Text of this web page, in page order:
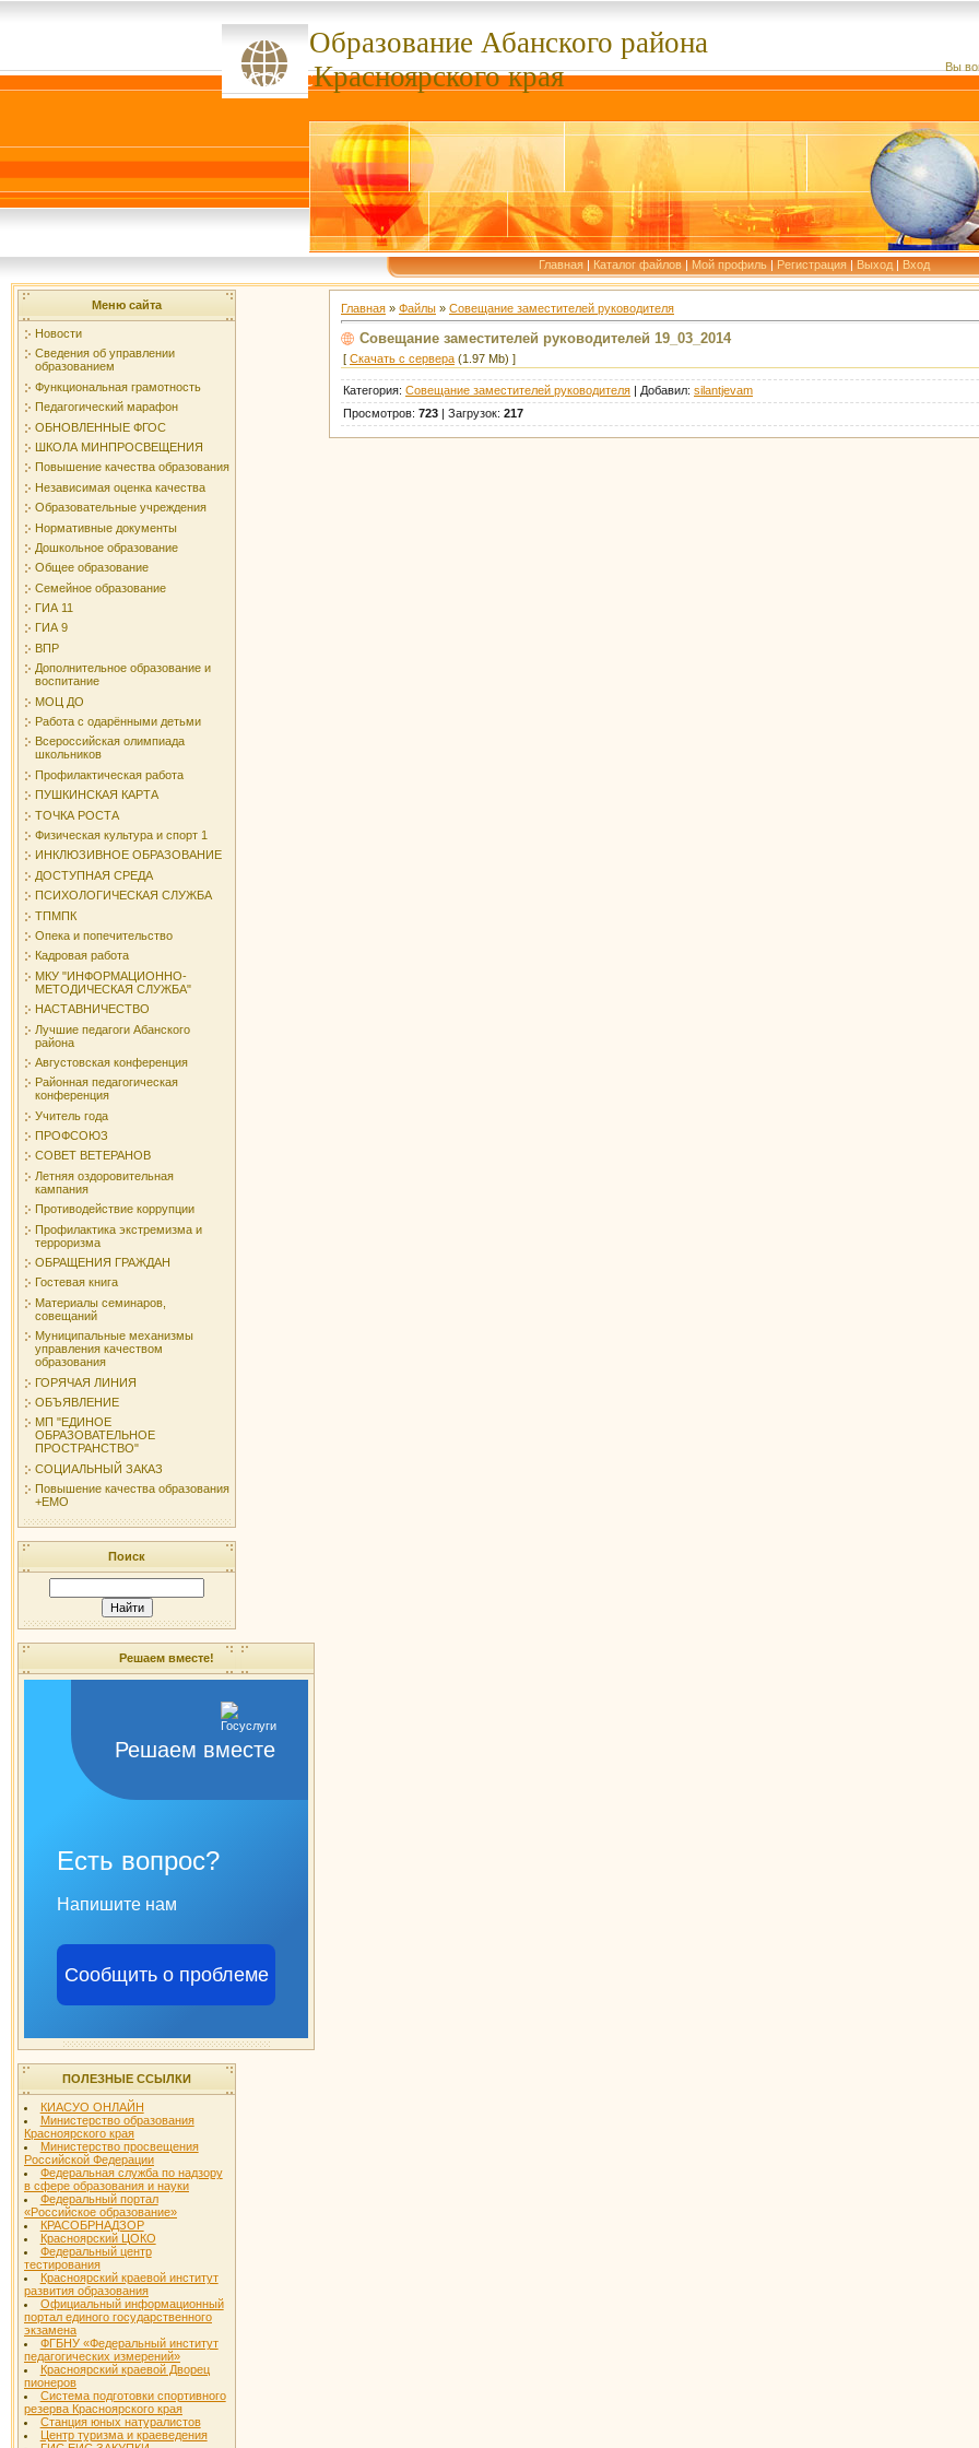
Образование Абанского района
сссссссКрасноярского края Вы
Главная | Каталог файлов | Мой профиль | Регистрация | Выход | Вход
Меню сайта
Новости
Сведения об управлении
образованием
Функциональная грамотность
Педагогический марафон
ОБНОВЛЕННЫЕ ФГОС
ШКОЛА МИНПРОСВЕЩЕНИЯ
Повышение качества образования
Независимая оценка качества
Образовательные учреждения
Нормативные документы
Дошкольное образование
Общее образование
Семейное образование
ГИА 11
ГИА 9
ВПР
Дополнительное образование и
воспитание
МОЦ ДО
Работа с одарёнными детьми
Всероссийская олимпиада
школьников
Профилактическая работа
ПУШКИНСКАЯ КАРТА
ТОЧКА РОСТА
Физическая культура и спорт 1
ИНКЛЮЗИВНОЕ ОБРАЗОВАНИЕ
ДОСТУПНАЯ СРЕДА
ПСИХОЛОГИЧЕСКАЯ СЛУЖБА
ТПМПК
Опека и попечительство
Кадровая работа
МКУ "ИНФОРМАЦИОННО-
МЕТОДИЧЕСКАЯ СЛУЖБА"
НАСТАВНИЧЕСТВО
Лучшие педагоги Абанского
района
Августовская конференция
Районная педагогическая
конференция
Учитель года
ПРОФСОЮЗ
СОВЕТ ВЕТЕРАНОВ
Летняя оздоровительная
кампания
Противодействие коррупции
Профилактика экстремизма и
терроризма
ОБРАЩЕНИЯ ГРАЖДАН
Гостевая книга
Материалы семинаров,
совещаний
Муниципальные механизмы
управления качеством
образования
ГОРЯЧАЯ ЛИНИЯ
ОБЪЯВЛЕНИЕ
МП "ЕДИНОЕ
ОБРАЗОВАТЕЛЬНОЕ
ПРОСТРАНСТВО"
СОЦИАЛЬНЫЙ ЗАКАЗ
Повышение качества образования
+ЕМО
Поиск
Решаем вместе!
Решаем вместе
Есть вопрос?
Напишите нам
Сообщить о проблеме
ПОЛЕЗНЫЕ ССЫЛКИ
КИАСУО ОНЛАЙН
Министерство образования
Красноярского края
Министерство просвещения
Российской Федерации
Федеральная служба по надзору
в сфере образования и науки
Федеральный портал
«Российское образование»
КРАСОБРНАДЗОР
Красноярский ЦОКО
Федеральный центр
тестирования
Красноярский краевой институт
развития образования
Официальный информационный
портал единого государственного
экзамена
ФГБНУ «Федеральный институт
педагогических измерений»
Красноярский краевой Дворец
пионеров
Система подготовки спортивного
резерва Красноярского края
Станция юных натуралистов
Центр туризма и краеведения
Главная » Файлы » Совещание заместителей руководителя
Совещание заместителей руководителей 19_03_2014
[ Скачать с сервера (1.97 Mb) ]
Категория: Совещание заместителей руководителя | Добавил: silantjevam
Просмотров: 723 | Загрузок: 217